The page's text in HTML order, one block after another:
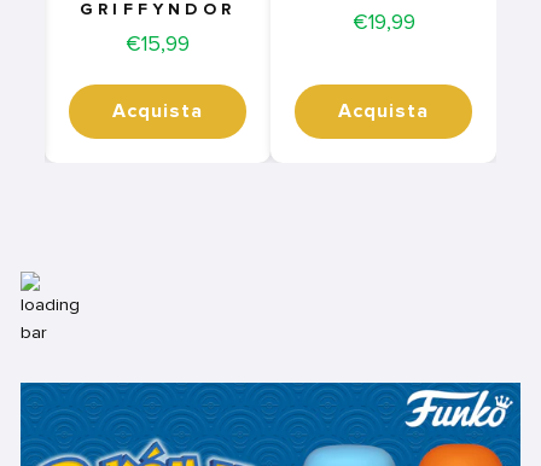
GRIFFYNDOR
Price
€15,99
Acquista
Price
€19,99
Acquista